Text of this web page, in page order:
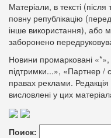
Матеріали, в тексті
повну републікацію
інше використання), або
заборонено
Новини промарковані
підтримки...», «Партнер /
правах реклами.
висловлені у цих
Поиск: